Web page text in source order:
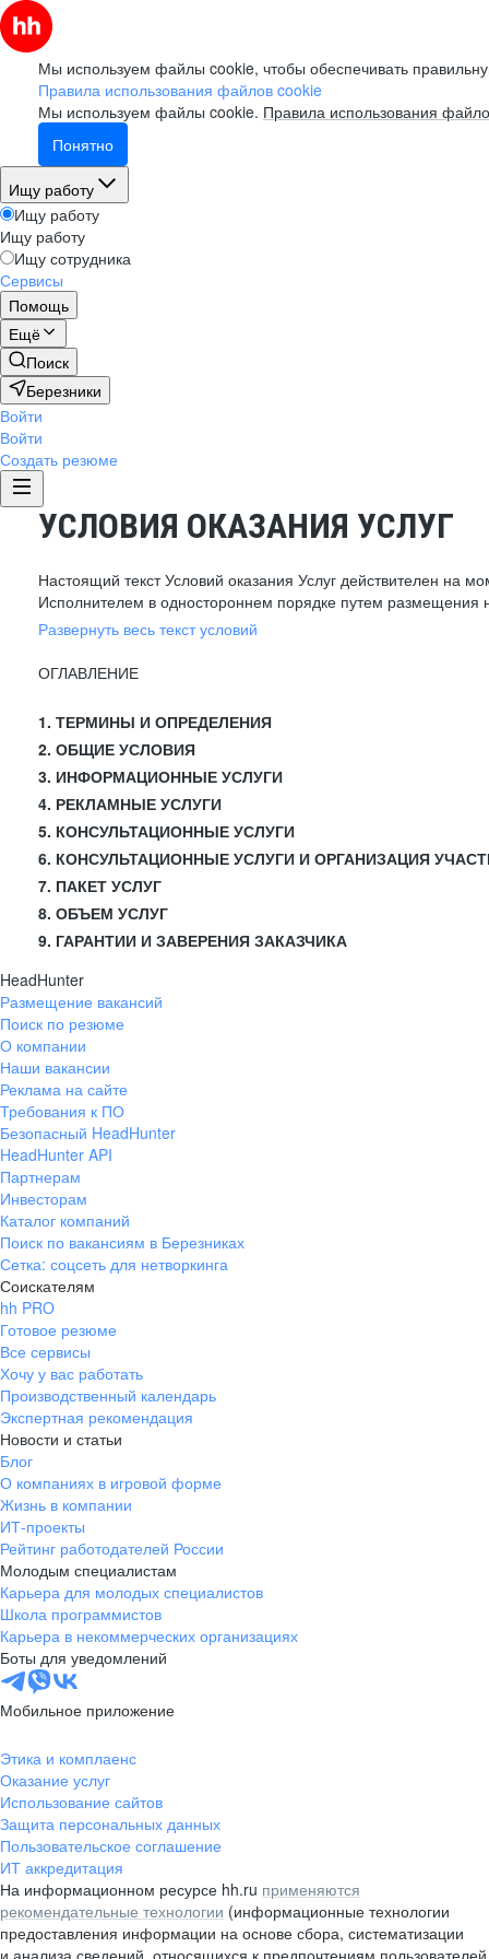
Мы используем файлы cookie, чтобы обеспечивать
Правила использования файлов cookie
Мы используем файлы cookie. Правила использования
Понятно
Ищу работу
Ищу работу
Ищу работу
Ищу сотрудника
Сервисы
Помощь
Ещё
Поиск
Березники
Войти
Войти
Создать резюме
УСЛОВИЯ ОКАЗАНИЯ УСЛУГ
Настоящий текст Условий оказания Услуг действителен на
Исполнителем в одностороннем порядке путем размещения
Развернуть весь текст условий
ОГЛАВЛЕНИЕ
1. ТЕРМИНЫ И ОПРЕДЕЛЕНИЯ
2. ОБЩИЕ УСЛОВИЯ
3. ИНФОРМАЦИОННЫЕ УСЛУГИ
4. РЕКЛАМНЫЕ УСЛУГИ
5. КОНСУЛЬТАЦИОННЫЕ УСЛУГИ
6. КОНСУЛЬТАЦИОННЫЕ УСЛУГИ И ОРГАНИЗАЦИЯ
7. ПАКЕТ УСЛУГ
8. ОБЪЕМ УСЛУГ
9. ГАРАНТИИ И ЗАВЕРЕНИЯ ЗАКАЗЧИКА
HeadHunter
Размещение вакансий
Поиск по резюме
О компании
Наши вакансии
Реклама на сайте
Требования к ПО
Безопасный HeadHunter
HeadHunter API
Партнерам
Инвесторам
Каталог компаний
Поиск по вакансиям в Березниках
Сетка: соцсеть для нетворкинга
Соискателям
hh PRO
Готовое резюме
Все сервисы
Хочу у вас работать
Производственный календарь
Экспертная рекомендация
Новости и статьи
Блог
О компаниях в игровой форме
Жизнь в компании
ИТ-проекты
Рейтинг работодателей России
Молодым специалистам
Карьера для молодых специалистов
Школа программистов
Карьера в некоммерческих организациях
Боты для уведомлений
Мобильное приложение
Этика и комплаенс
Оказание услуг
Использование сайтов
Защита персональных данных
Пользовательское соглашение
ИТ аккредитация
На информационном ресурсе hh.ru применяются
рекомендательные технологии (информационные технологии
предоставления информации на основе сбора, систематизации
и анализа сведений, относящихся к предпочтениям пользователей